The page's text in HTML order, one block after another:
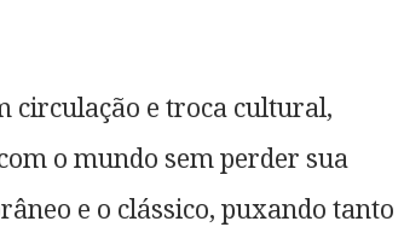
circulação e troca cultural,
o mundo sem perder sua
e o clássico, puxando tanto